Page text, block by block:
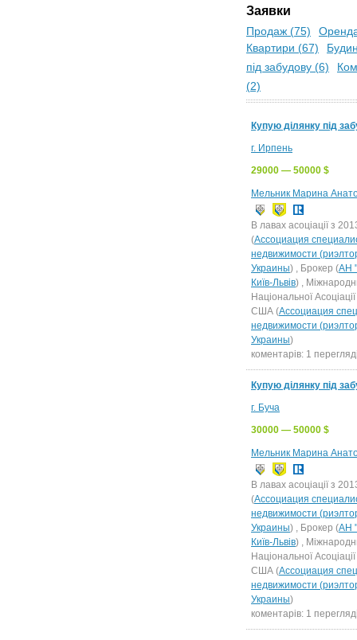
Заявки
Продаж (75)
Квартири (67)
під забудову (6)
(2)
Купую ділянку під
г. Ирпень
29000 — 50000 $
Мельник Марина
В лавах асоціації з
(Ассоциация
недвижимости
Украины) , Брокер (АН
Київ-Львів) ,
Національної
США (Ассоциация
недвижимости
Украины)
коментарів: 1
Купую ділянку під
г. Буча
30000 — 50000 $
Мельник Марина
В лавах асоціації з
(Ассоциация
недвижимости
Украины) , Брокер (АН
Київ-Львів) ,
Національної
США (Ассоциация
недвижимости
Украины)
коментарів: 1